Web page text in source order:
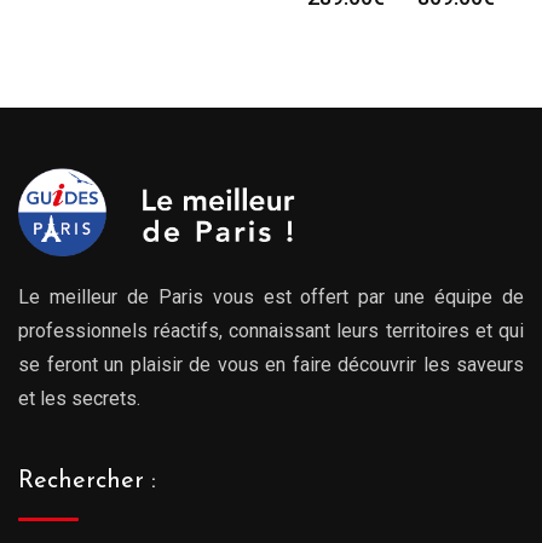
809.00€
à
Le meilleur de Paris vous est offert par une équipe de
professionnels réactifs, connaissant leurs territoires et qui
se feront un plaisir de vous en faire découvrir les saveurs
et les secrets.
Rechercher :